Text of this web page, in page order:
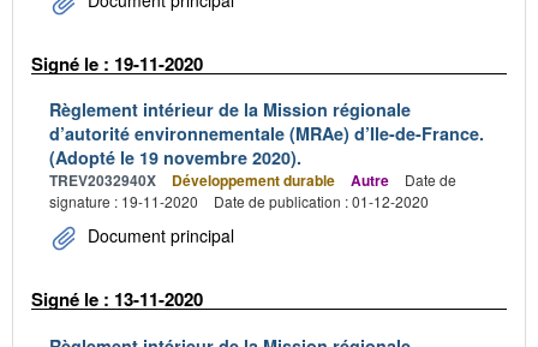
Signé le : 19-11-2020
Règlement intérieur de la Mission régionale
d’autorité environnementale (MRAe) d’Ile-de-France.
(Adopté le 19 novembre 2020).
TREV2032940X Développement durable Autre
Date de
signature : 19-11-2020
Date de publication : 01-12-2020
Document principal
Signé le : 13-11-2020